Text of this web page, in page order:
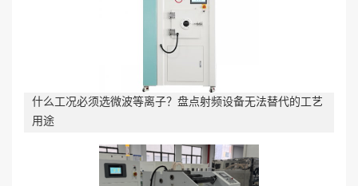
什么工况必须选微波等离子？盘点射频设备无法替代的工艺
用途